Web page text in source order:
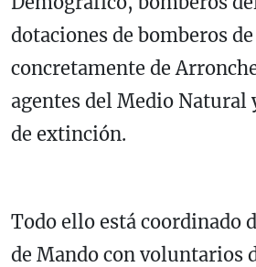
dotaciones de bomberos
concretamente de
agentes del Medio Natural
de extinción.
Todo ello está coordinado
de Mando con voluntarios